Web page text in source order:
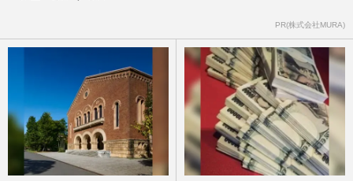
PR(株式会社MURA)